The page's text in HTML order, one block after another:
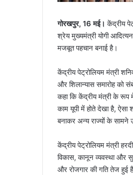
गोरखपुर, 16 मई। केंद्रीय
श्रेय मुख्यमंत्री योगी
मजबूत पहचान बनाई है।
केंद्रीय पेट्रोलियम मंत्री
और शिलान्यास समारोह को
कहा कि केंद्रीय मंत्री के रूप
काम यूपी में होते देखा है,
बनाकर अन्य राज्यों के सामने
केंद्रीय पेट्रोलियम मंत्री
विकास, कानून व्यवस्था और
और रोजगार की गति तेज हुई